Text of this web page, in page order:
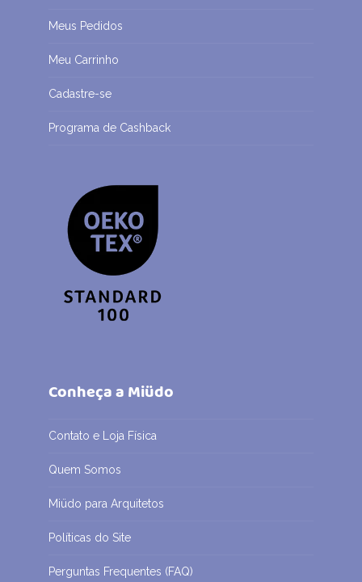
Meus Pedidos
Meu Carrinho
Cadastre-se
Programa de Cashback
Conheça a Miüdo
Contato e Loja Física
Quem Somos
Miüdo para Arquitetos
Políticas do Site
Perguntas Frequentes (FAQ)